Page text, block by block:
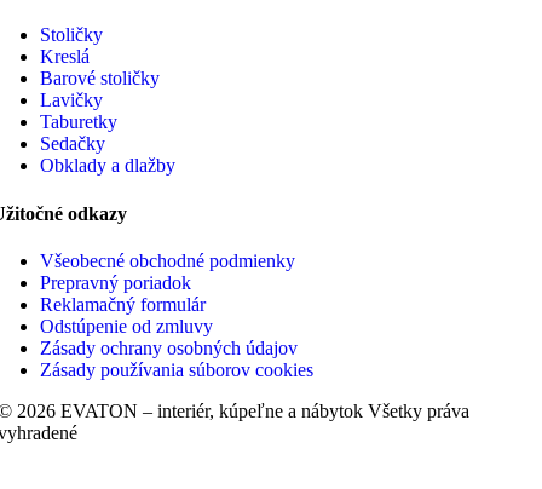
Stoličky
Kreslá
Barové stoličky
Lavičky
Taburetky
Sedačky
Obklady a dlažby
odkazy
Všeobecné obchodné podmienky
Prepravný poriadok
Reklamačný formulár
Odstúpenie od zmluvy
Zásady ochrany osobných údajov
Zásady používania súborov cookies
2026 EVATON – interiér, kúpeľne a nábytok Všetky práva